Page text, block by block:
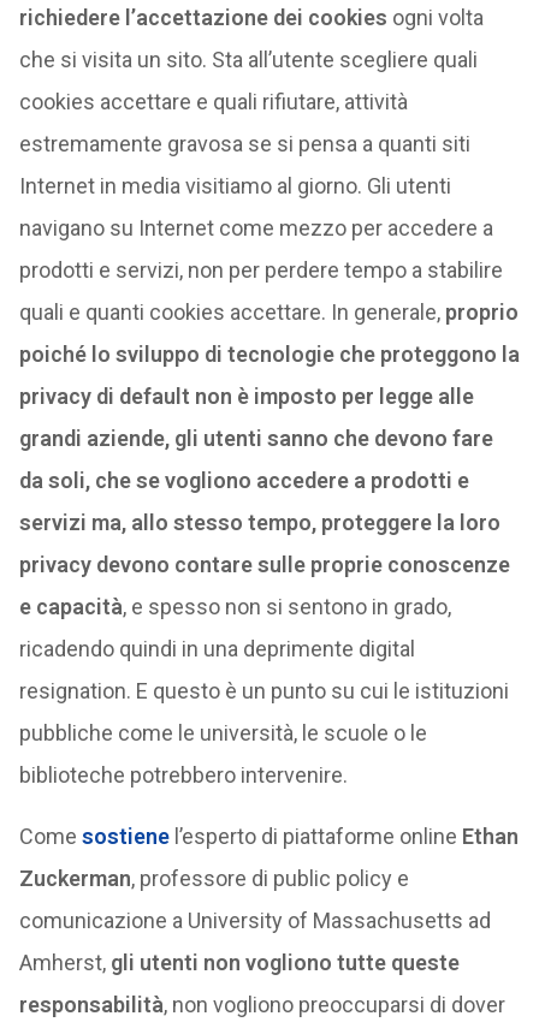
richiedere l’accettazione dei cookies ogni volta
che si visita un sito. Sta all’utente scegliere quali
cookies accettare e quali rifiutare, attività
estremamente gravosa se si pensa a quanti siti
Internet in media visitiamo al giorno. Gli utenti
navigano su Internet come mezzo per accedere a
prodotti e servizi, non per perdere tempo a stabilire
quali e quanti cookies accettare. In generale, proprio
poiché lo sviluppo di tecnologie che proteggono la
privacy di default non è imposto per legge alle
grandi aziende, gli utenti sanno che devono fare
da soli, che se vogliono accedere a prodotti e
servizi ma, allo stesso tempo, proteggere la loro
privacy devono contare sulle proprie conoscenze
e capacità, e spesso non si sentono in grado,
ricadendo quindi in una deprimente digital
resignation. E questo è un punto su cui le istituzioni
pubbliche come le università, le scuole o le
biblioteche potrebbero intervenire.
Come sostienel’esperto di piattaforme online Ethan
Zuckerman, professore di public policy e
comunicazione a University of Massachusetts ad
Amherst, gli utenti non vogliono tutte queste
responsabilità, non vogliono preoccuparsi di dover